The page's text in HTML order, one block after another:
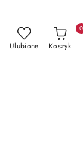
Ulubione Koszyk
0